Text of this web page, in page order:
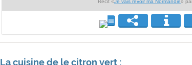
Récit «Je vais revoir ma Normandie»
La cuisine de le citron vert :